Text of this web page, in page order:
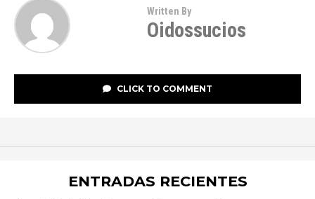
Written By
Oidossucios
CLICK TO COMMENT
ENTRADAS RECIENTES